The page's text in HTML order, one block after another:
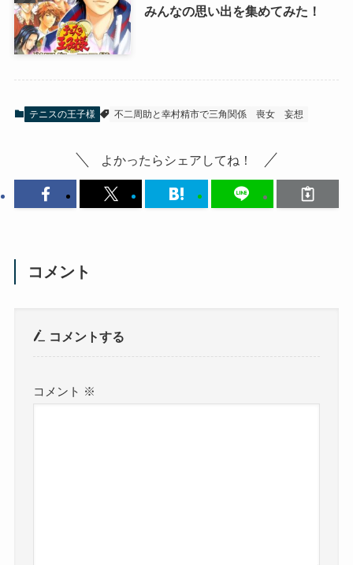
みんなの思い出を集めてみた！
テニスの王子様 不二周助と幸村精市で三角関係 喪女 妄想
よかったらシェアしてね！
コメント
コメントする
コメント ※